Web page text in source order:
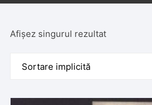
Afișez singurul rezultat